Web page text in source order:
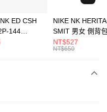
ED CSH
144
男女 短統襪
NIKE NK
SMIT 男女 側背
BA5871010
NT$527
NT$650